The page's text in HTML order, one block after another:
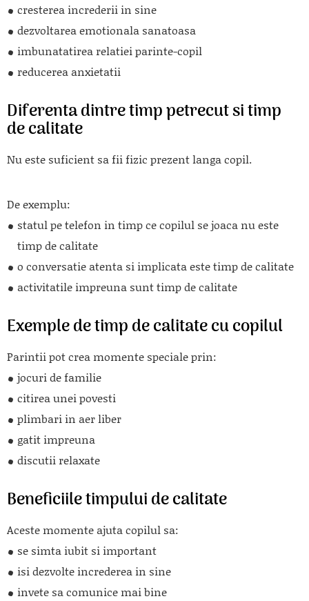
cresterea increderii in sine
dezvoltarea emotionala sanatoasa
imbunatatirea relatiei parinte-copil
reducerea anxietatii
Diferenta dintre timp petrecut si timp
de calitate
Nu este suficient sa fii fizic prezent langa copil.
De exemplu:
statul pe telefon in timp ce copilul se joaca nu este
timp de calitate
o conversatie atenta si implicata este timp de calitate
activitatile impreuna sunt timp de calitate
Exemple de timp de calitate cu copilul
Parintii pot crea momente speciale prin:
jocuri de familie
citirea unei povesti
plimbari in aer liber
gatit impreuna
discutii relaxate
Beneficiile timpului de calitate
Aceste momente ajuta copilul sa:
se simta iubit si important
isi dezvolte increderea in sine
invete sa comunice mai bine